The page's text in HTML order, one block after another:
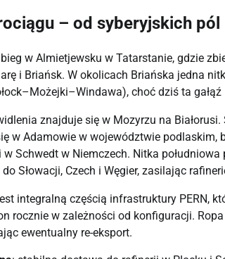
– od syberyjskich
w Almietjewsku w Tatarstanie, gdzie
i Briańsk. W okolicach Briańska jedna
choć dziś ta
znajduje się w Mozyrzu na
w Adamowie w województwie podlaskim,
Schwedt w Niemczech. Nitka
Słowacji, Czech i Węgier, zasilając
integralną częścią infrastruktury PERN,
rocznie w zależności od konfiguracji.
ewentualny re-eksport.